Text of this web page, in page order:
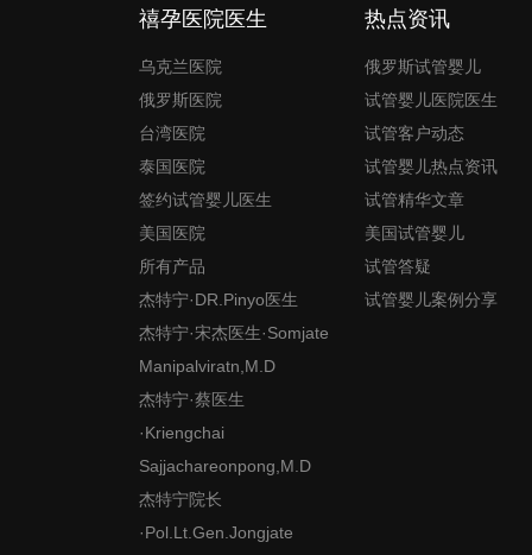
禧孕医院医生
乌克兰医院
俄罗斯医院
台湾医院
泰国医院
签约试管婴儿医生
美国医院
所有产品
杰特宁·DR.Pinyo医生
杰特宁·宋杰医生·Somjate
Manipalviratn,M.D
杰特宁·蔡医生
·Kriengchai
Sajjachareonpong,M.D
杰特宁院长
·Pol.Lt.Gen.Jongjate
热点资讯
俄罗斯试管婴儿
试管婴儿医院医生
试管客户动态
试管婴儿热点资讯
试管精华文章
美国试管婴儿
试管答疑
试管婴儿案例分享